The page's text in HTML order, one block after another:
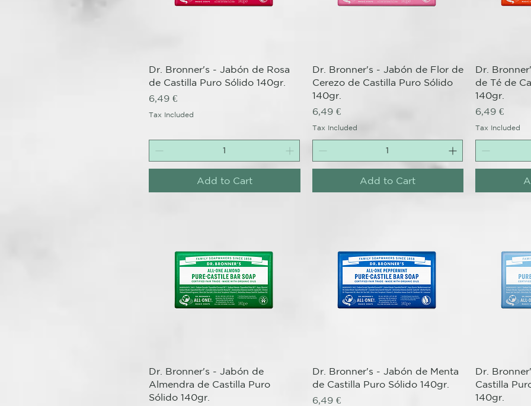
Quick View
Dr. Bronner's - Jabón de Rosa
de Castilla Puro Sólido 140gr.
Price
6,49 €
Tax Included
Add to Cart
Quick View
Dr. Bronner's - Jabón de Flor de
Cerezo de Castilla Puro Sólido
140gr.
Price
6,49 €
Tax Included
Add to Cart
Dr.
de Té de
140gr.
Price
6,49 €
Tax Included
Quick View
Dr. Bronner's - Jabón de
Almendra de Castilla Puro
Sólido 140gr.
Quick View
Dr. Bronner's - Jabón de Menta
de Castilla Puro Sólido 140gr.
Price
6,49 €
Dr.
Castilla
140gr.